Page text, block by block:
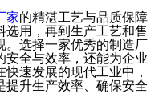
家的精湛工艺与品质保障
选用，再到生产工艺和售
。选择一家优秀的制造厂
安全与效率，还能为企业
速发展的现代工业中，
提升生产效率、确保安全